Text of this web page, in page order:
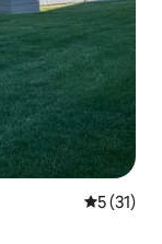
Średnia
5 (31)